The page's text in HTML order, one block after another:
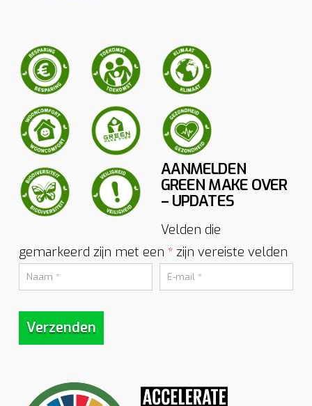
AANMELDEN
GREEN MAKE OVER
– UPDATES
Velden die
gemarkeerd zijn met een *zijn vereiste velden